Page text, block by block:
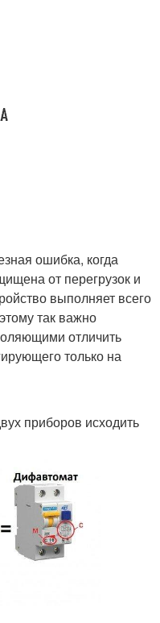
ошибка, когда
от перегрузок и
выполняет всего
так важно
отличить
только на
приборов исходить